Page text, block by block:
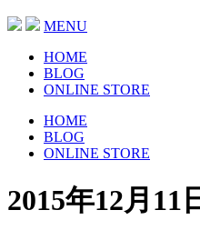
MENU
HOME
BLOG
ONLINE STORE
HOME
BLOG
ONLINE STORE
2015年12月11